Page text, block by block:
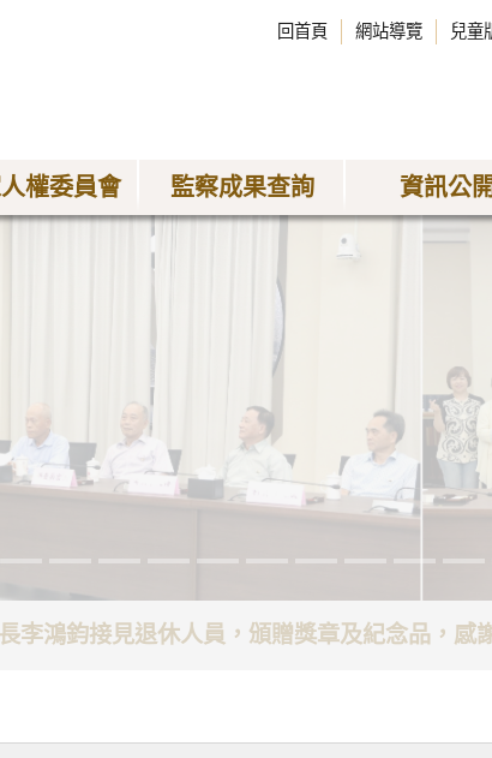
回首頁 網站導覽 兒童
權委員會 監察成果查詢 資訊公開
李鴻鈞接見退休人員，頒贈獎章及紀念品，感